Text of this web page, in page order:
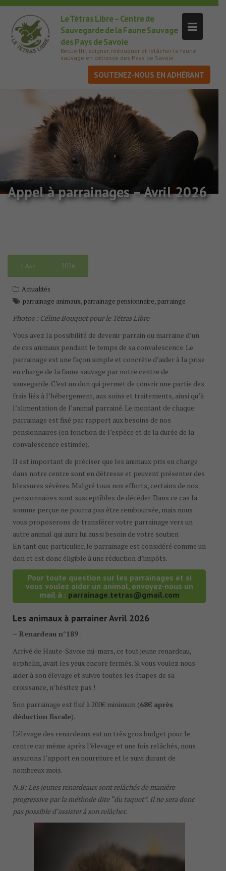
Le Tétras Libre – Centre de
Sauvegarde de la Faune Sauvage
des Pays de Savoie
Recueillir, soigner, rééduquer et relâcher la faune
sauvage en détresse des Pays de Savoie
SOUTENEZ-NOUS
Appel à parrainages – Avril 2026
1 Avr 2026
Actualités
parrainage animaux,parrainage pensionnaire,parrainge
Photos : Céline Bouquet pour le Tétras Libre
Vous avez la possibilité de devenir parrain ou marraine d’un
de ces animaux pendant le temps de sa convalescence. Le
parrainage est une façon simple et concrète d’aider à la prise
en charge de la faune sauvage par notre centre de
sauvegarde. C’est un don qui permet de couvrir une partie des
frais liés à l’hébergement, aux soins et traitements, ainsi qu’à
l’alimentation de l’animal parrainé. Le montant de chaque
parrainage est fixé par rapport aux besoins de nos
pensionnaires (en fonction de l’espèce et de la durée de la
convalescence estimée).
Il est important de préciser que les animaux pris en charge
dans notre centre sont en détresse et peuvent présenter des
blessures sévères. Malgré tous nos efforts, certains de nos
pensionnaires sont susceptibles de décéder. Dans ce cas la
somme perçue ne pourra pas être remboursée, mais nous
vous proposerons de transférer votre parrainage vers un
autre animal qui aura lui aussi besoin de votre soutien
En tant que particulier, le parrainage est considéré comme un
don et est donc éligible à une réduction d’impôts.
Pour toute question sur les parrainages et si
vous voulez aider un animal, envoyez-nous un
mail à : parrainage.tetras@gmail.com
Les animaux à parrainer Avril 2026
– Renardeau n°189 :
Arrivé de Haute-Savoie mi-mars, ce tout jeune renardeau,
orphelin, avait les yeux encore fermés. Si vous voulez nous
aider à son élevage et suivre toutes les étapes de sa
croissance, n’hésitez pas !
Son parrainage est fixé à 200€ minimum (68€ après
déduction fiscale).
L’élevage des renardeaux est un très gros budget pour le
centre car même après l’élevage et une fois relâchés, nous
assurons l’apport en nourriture et le suivi durant de
nombreux mois.
N.B: Les jeunes renardeaux sont relâchés de manière
progressive par la méthode dite “du taquet”. Il ne sera donc
pas possible d’assister à son relâcher.